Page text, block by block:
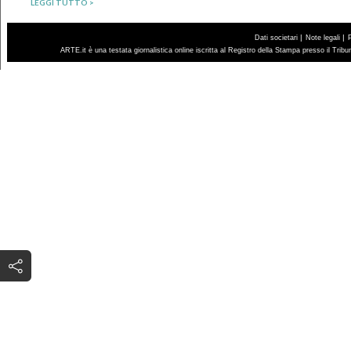
LEGGI TUTTO >
Dati societari | Note legali |
ARTE.it è una testata giornalistica online iscritta al Registro della Stampa presso il